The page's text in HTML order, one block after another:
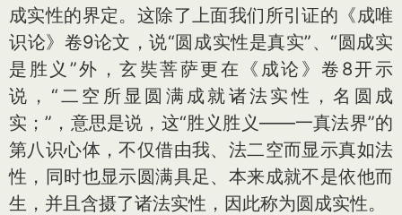
成实性的界定。这除了上面我们所引证的《成唯
识论》卷9论文，说“圆成实性是真实”、“圆成实
是胜义”外，玄奘菩萨更在《成论》卷8开示
说，“二空所显圆满成就诸法实性，名圆成
实；”，意思是说，这“胜义胜义——一真法界”的
第八识心体，不仅借由我、法二空而显示真如法
性，同时也显示圆满具足、本来成就不是依他而
生，并且含摄了诸法实性，因此称为圆成实性。